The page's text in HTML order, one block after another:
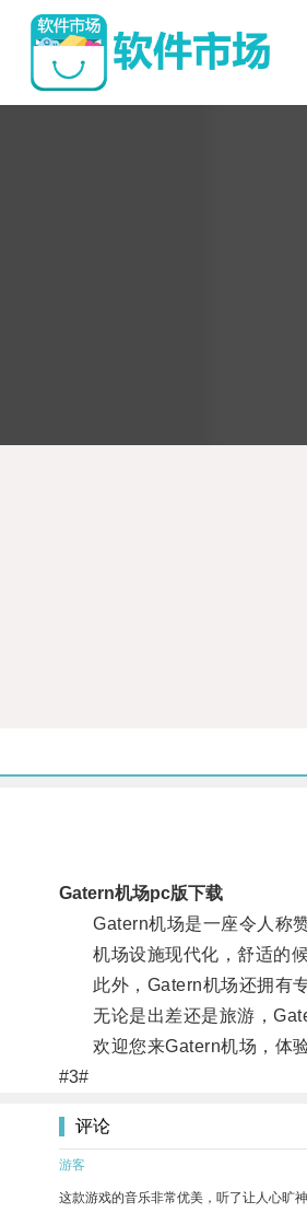
Gatern机场pc版下载
Gatern机场是一座令人称赞
机场设施现代化，舒适的候
此外，Gatern机场还拥有专
无论是出差还是旅游，
欢迎您来Gatern机场，体验
#3#
评论
游客
这款游戏的音乐非常优美，听了让人心旷神